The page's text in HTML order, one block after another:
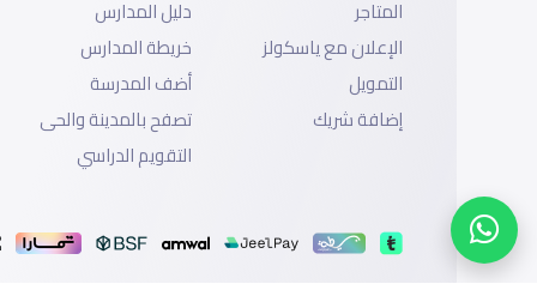
المتاجر
الإعلان مع ياسكولز
التمويل
إضافة شريك
دليل المدارس
خريطة المدارس
أضف المدرسة
تصفح بالمدينة والحى
التقويم الدراسي